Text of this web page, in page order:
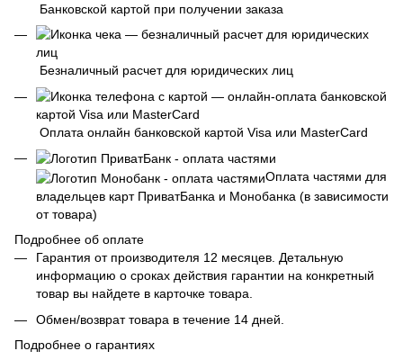
Банковской картой при получении заказа
Безналичный расчет для юридических лиц
Оплата онлайн банковской картой Visa или MasterCard
Оплата частями для
владельцев карт ПриватБанка и Монобанка (в зависимости
от товара)
Подробнее об оплате
Гарантия от производителя 12 месяцев. Детальную
информацию о сроках действия гарантии на конкретный
товар вы найдете в карточке товара.
Обмен/возврат товара в течение 14 дней.
Подробнее о гарантиях